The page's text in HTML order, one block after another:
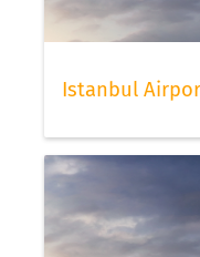
Istanbul